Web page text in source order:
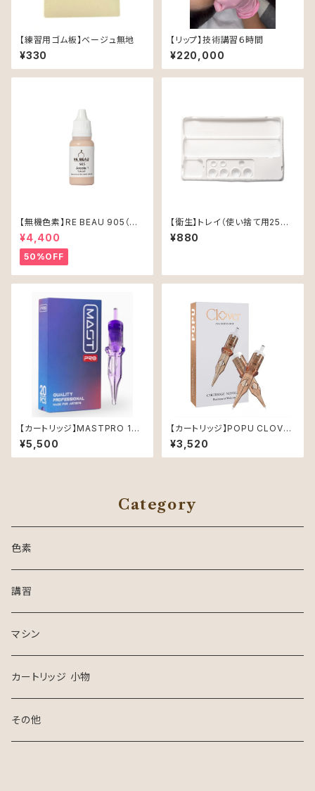
【練習用ゴム板】ベージュ無地
¥330
【リップ】技術講習６時間
¥220,000
【無機色素】RE BEAU 905（ア
レオラ）15ml
¥4,400
50%OFF
【衛生】トレイ（使い捨て用25枚
入）
¥880
【カートリッジ】MASTPRO 120
1RL (0.35mm)-CHN-
¥5,500
【カートリッジ】POPU CLOVER
1001RL (0.30mm)
¥3,520
Category
色素
講習
マシン
カートリッジ 小物
その他